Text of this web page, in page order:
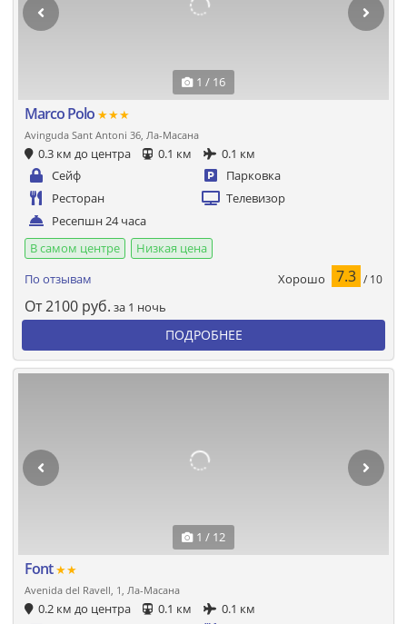
1 / 16
Marco Polo ★★★
Avinguda Sant Antoni 36, Ла-Масана
0.3 км до центра 0.1 км
0.1 км
Сейф
Парковка
Ресторан
Телевизор
Ресепшн 24 часа
В самом центре
Низкая цена
По отзывам
Хорошо 7.3 / 10
От2100 руб. за 1 ночь
ПОДРОБНЕЕ
1 / 12
Font★★
Avenida del Ravell, 1, Ла-Масана
0.2 км до центра 0.1 км
0.1 км